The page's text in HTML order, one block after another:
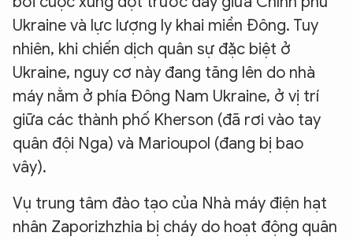
Ukraine và lực lượng ly khai miền Đông. Tuy
nhiên, khi chiến dịch quân sự đặc biệt ở
Ukraine, nguy cơ này đang tăng lên do nhà
máy nằm ở phía Đông Nam Ukraine, ở vị trí
giữa các thành phố Kherson (đã rơi vào tay
quân đội Nga) và Marioupol (đang bị bao
vây).
Vụ trung tâm đào tạo của Nhà máy điện hạt
nhân Zaporizhzhia bị cháy do hoạt động quân